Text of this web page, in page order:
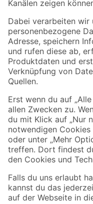
Folge uns
Zahlungsarten
Sicher einkaufen
Jetzt die toom-App
Alle Preisangaben in EUR inkl.
Umständen nicht in allen Märkten